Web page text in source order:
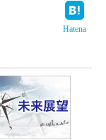
Hatena